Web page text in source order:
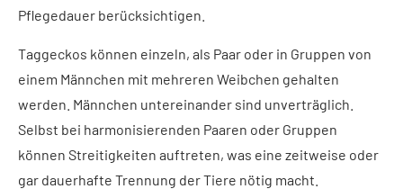
Pflegedauer berücksichtigen.
Taggeckos können einzeln, als Paar oder in Gruppen von
einem Männchen mit mehreren Weibchen gehalten
werden. Männchen untereinander sind unverträglich.
Selbst bei harmonisierenden Paaren oder Gruppen
können Streitigkeiten auftreten, was eine zeitweise oder
gar dauerhafte Trennung der Tiere nötig macht.